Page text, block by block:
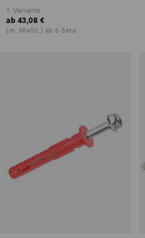
1 Variante
ab 43,08 €
(m. MwSt.) ab 6 Sets